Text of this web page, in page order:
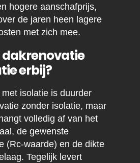
hogere aanschafprijs,
de jaren heen lagere
met zich mee.
erbij?
isolatie is duurder
zonder isolatie, maar
volledig af van het
de gewenste
(Rc-waarde) en de dikte
Tegelijk levert